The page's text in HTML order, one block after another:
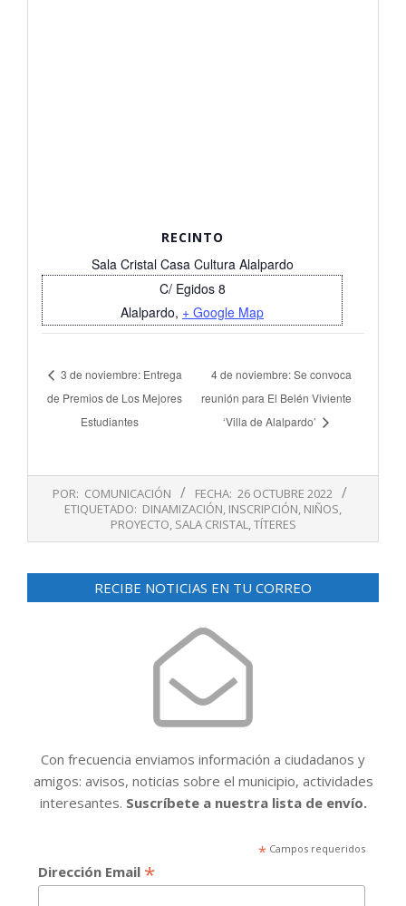
RECINTO
Sala Cristal Casa Cultura Alalpardo
C/ Egidos 8
Alalpardo, + Google Map
3 de noviembre: Entrega
de Premios de Los Mejores
Estudiantes
4 de noviembre: Se convoca
reunión para El Belén Viviente
‘Villa de Alalpardo’
POR: COMUNICACIÓN FECHA: 26 OCTUBRE 2022
ETIQUETADO: DINAMIZACIÓN, INSCRIPCIÓN, NIÑOS,
PROYECTO, SALA CRISTAL,TÍTERES
RECIBE NOTICIAS EN TU CORREO
Con frecuencia enviamos información a ciudadanos y
amigos: avisos, noticias sobre el municipio, actividades
interesantes. Suscríbete a nuestra lista de envío.
*Campos requeridos
Dirección Email *